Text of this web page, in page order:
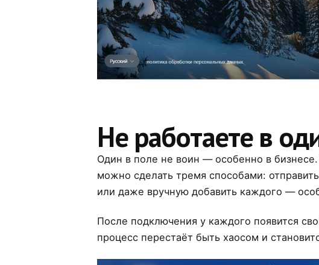
Не работаете в
Один в поле не воин — особенно в
можно сделать тремя способами:
или даже вручную добавить каждого —
После подключения у каждого появится
процесс перестаёт быть хаосом и